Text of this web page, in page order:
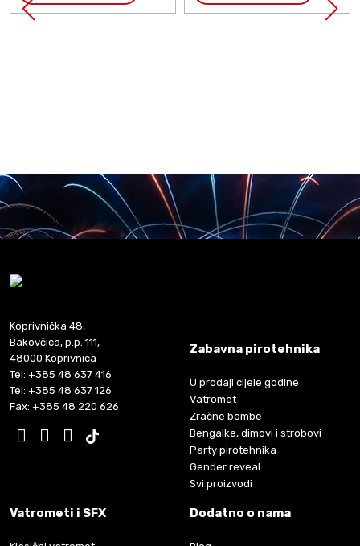
Koprivnička 48,
Bakovčica, p.p. 111,
48000 Koprivnica
Tel: +385 48 637 416
Tel: +385 48 637 126
Fax: +385 48 220 626
Zabavna pirotehnika
U prodaji cijele godine
Vatromet
Zračne bombe
Bengalke, dimovi i strobovi
Party pirotehnika
Gender reveal
Svi proizvodi
Vatrometi i SFX Dodatno o nama